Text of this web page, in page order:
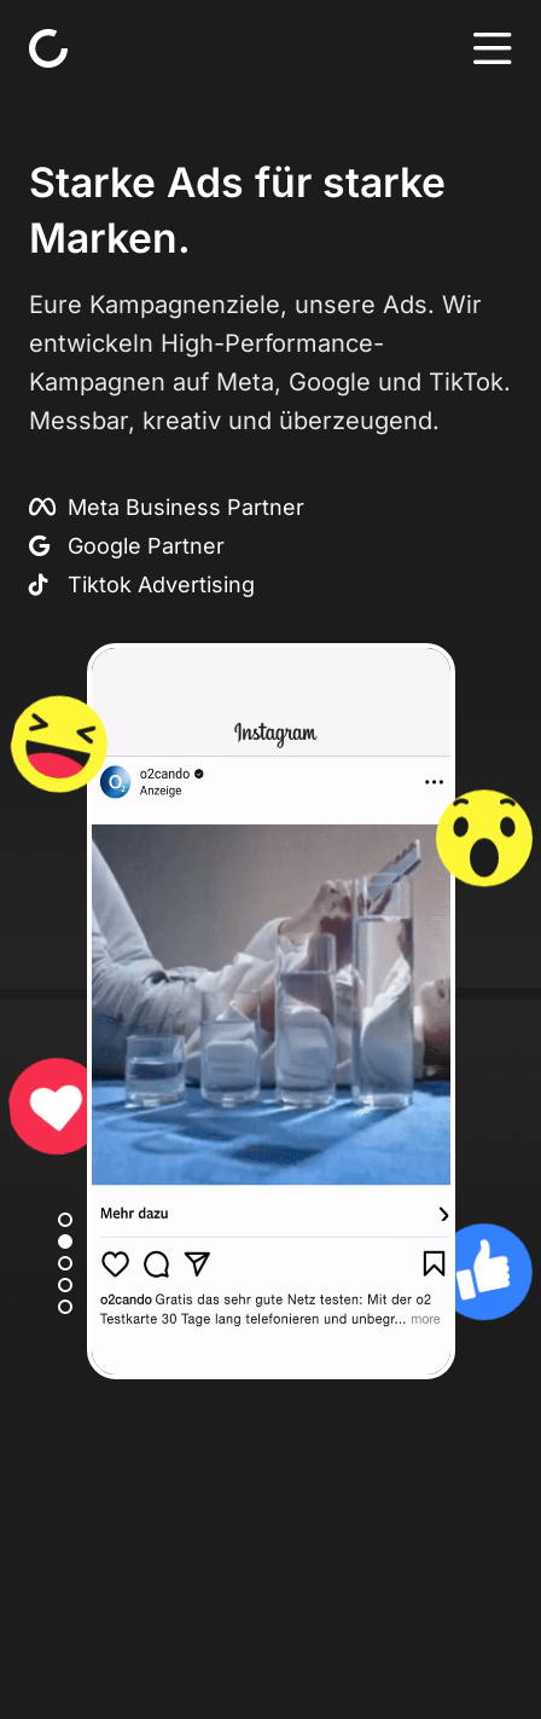
Starke Ads für starke
Marken.
Eure Kampagnenziele, unsere Ads. Wir
entwickeln High-Performance-
Kampagnen auf Meta, Google und TikTok.
Messbar, kreativ und überzeugend.
Meta Business Partner
Google Partner
Tiktok Advertising